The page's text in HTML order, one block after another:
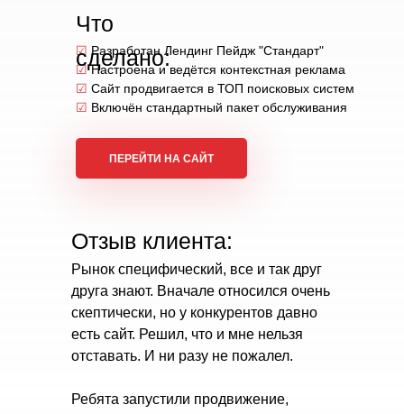
☑ Разработан Лендинг Пейдж "Стандарт"
☑Настроена и ведётся контекстная реклама
☑ Сайт продвигается в ТОП поисковых систем
☑ Включён стандартный пакет обслуживания
Отзыв клиента:
Рынок специфический, все и так друг
друга знают. Вначале относился очень
скептически, но у конкурентов давно
есть сайт. Решил, что и мне нельзя
отставать. И ни разу не пожалел.
Ребята запустили продвижение,
Что
сделано:
ПЕРЕЙТИ НА САЙТ